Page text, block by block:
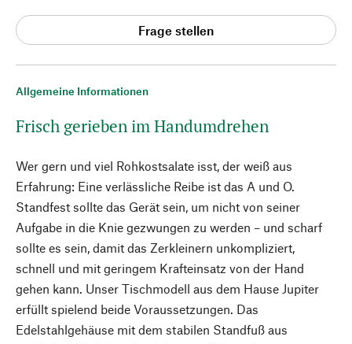
Allgemeine Informationen
Frisch gerieben im Handumdrehen
Wer gern und viel Rohkostsalate isst, der weiß aus
Erfahrung: Eine verlässliche Reibe ist das A und O.
Standfest sollte das Gerät sein, um nicht von seiner
Aufgabe in die Knie gezwungen zu werden – und scharf
sollte es sein, damit das Zerkleinern unkompliziert,
schnell und mit geringem Krafteinsatz von der Hand
gehen kann. Unser Tischmodell aus dem Hause Jupiter
erfüllt spielend beide Voraussetzungen. Das
Edelstahlgehäuse mit dem stabilen Standfuß aus
Frage stellen